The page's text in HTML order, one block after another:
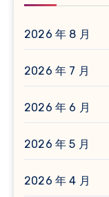
2026 年 8 月
2026 年 7 月
2026 年 6 月
2026 年 5 月
2026 年 4 月